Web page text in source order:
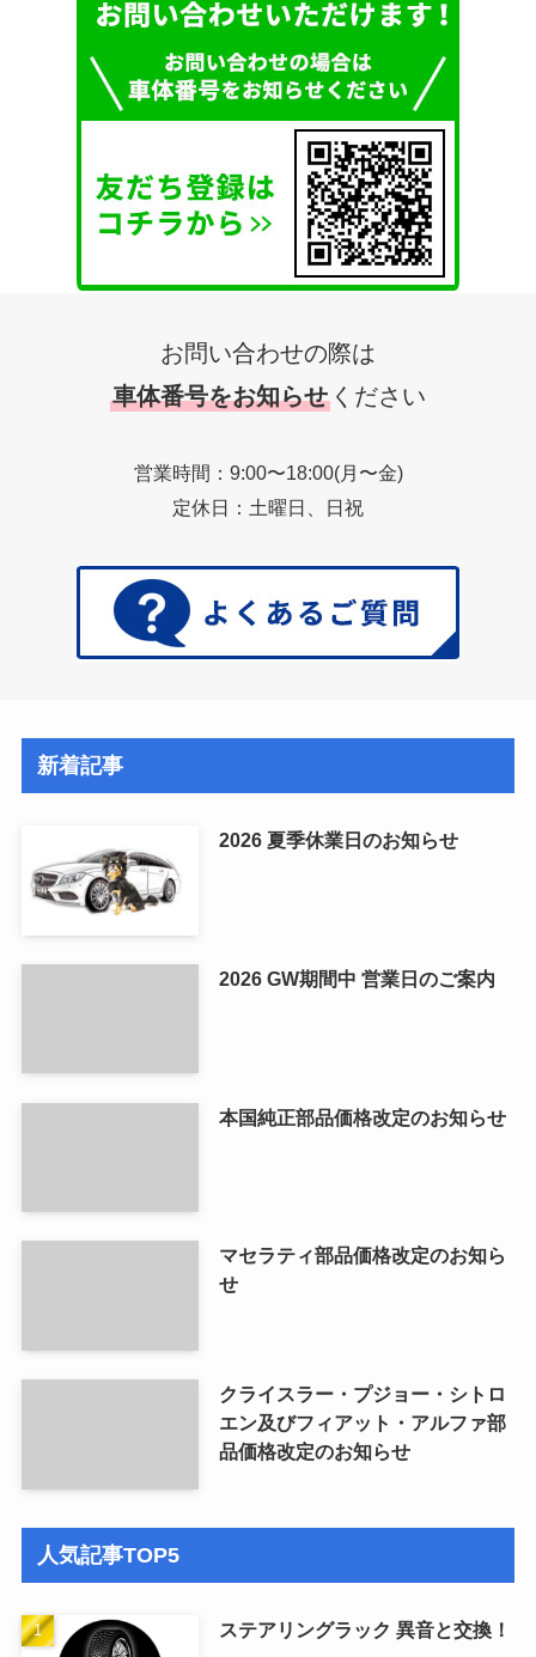
お問い合わせの際は
車体番号をお知らせ ください
営業時間：9:00〜18:00(月〜金)
定休日：土曜日、日祝
新着記事
2026 夏季休業日のお知らせ
2026 GW期間中 営業日のご案内
本国純正部品価格改定のお知らせ
マセラティ部品価格改定のお知ら
せ
クライスラー・プジョー・シトロ
エン及びフィアット・アルファ部
品価格改定のお知らせ
人気記事TOP5
ステアリングラック 異音と交換！